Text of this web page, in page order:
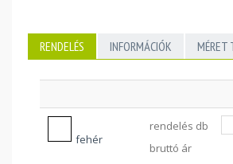
RENDELÉS INFORMÁCIÓK MÉRET
fehér
rendelés db
bruttó ár